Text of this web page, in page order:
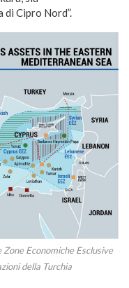
di Cipro Nord”.
Economiche Esclusive
della Turchia